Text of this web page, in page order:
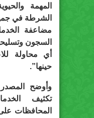
المهمة
الشرطة في
مضاعفة
السجون
أي محاولة
حينها”.
وأوضح
تكثيف
المحافظات